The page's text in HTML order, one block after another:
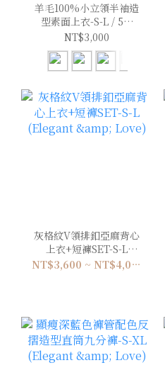
羊毛100%小立領半袖造
型素面上衣-S-L / 5色
(Elegant & Love)
NT$3,000
灰格紋V領排釦亞麻背心
上衣+短褲SET-S-L
(Elegant & Love) NT$3,600 ~ NT$4,000